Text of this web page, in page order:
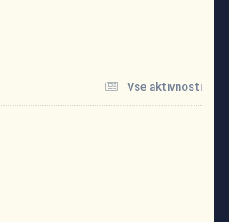
Vse aktivnosti